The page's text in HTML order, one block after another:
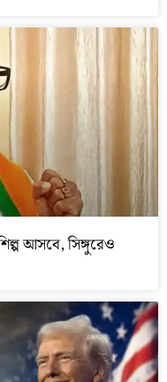
আসবে, সিঙ্গুরেও